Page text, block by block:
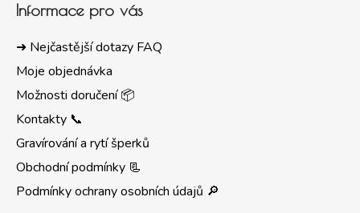
Informace pro vás
➜ Nejčastější dotazy FAQ
Moje objednávka
Možnosti doručení 📦
Kontakty 📞
Gravírování a rytí šperků
Obchodní podmínky 📃
Podmínky ochrany osobních údajů 🔎